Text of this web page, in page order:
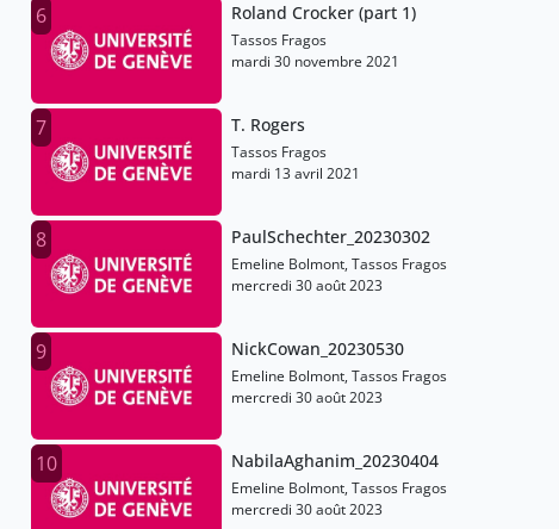
6 Roland Crocker (part 1)
Tassos Fragos
mardi 30 novembre 2021
7 T. Rogers
Tassos Fragos
mardi 13 avril 2021
8 PaulSchechter_20230302
Emeline Bolmont, Tassos Fragos
mercredi 30 août 2023
9 NickCowan_20230530
Emeline Bolmont, Tassos Fragos
mercredi 30 août 2023
10 NabilaAghanim_20230404
Emeline Bolmont, Tassos Fragos
mercredi 30 août 2023